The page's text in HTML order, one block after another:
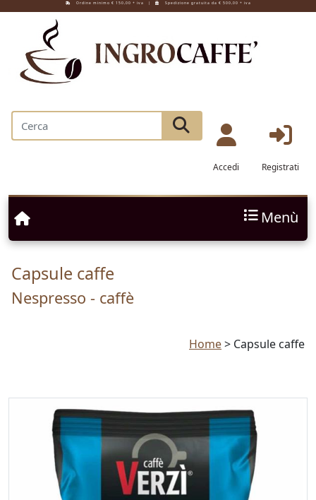
Ordine minimo € 150,00 + iva | Spedizione gratuita da € 500,00 + iva
Accedi Registrati
Menù
Capsule caffe
Nespresso - caffè
Home> Capsule caffe